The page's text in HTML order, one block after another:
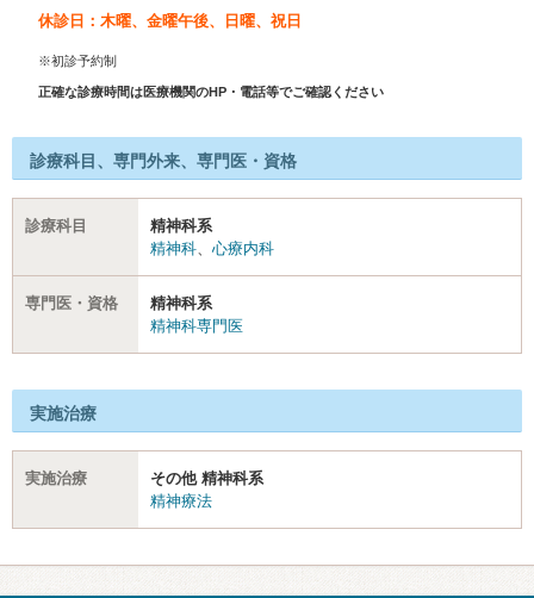
休診日：木曜、金曜午後、日曜、祝日
※初診予約制
正確な診療時間は医療機関のHP・電話等でご確認ください
診療科目、専門外来、専門医・資格
診療科目
精神科系
精神科
心療内科
専門医・資格
精神科系
精神科専門医
実施治療
実施治療
その他 精神科系
精神療法